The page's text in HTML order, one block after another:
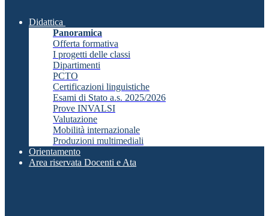
Didattica
Panoramica
Offerta formativa
I progetti delle classi
Dipartimenti
PCTO
Certificazioni linguistiche
Esami di Stato a.s. 2025/2026
Prove INVALSI
Valutazione
Mobilità internazionale
Produzioni multimediali
Orientamento
Area riservata Docenti e Ata